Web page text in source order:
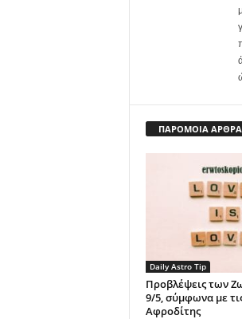
ΠΑΡΟΜΟΙΑ ΑΡΘΡΑ
Daily Astro Tip
Προβλέψεις των
9/5, σύμφωνα με
Αφροδίτης